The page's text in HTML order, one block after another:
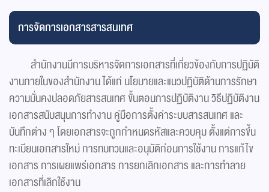
การจัดการเอกสารสารสนเทศ
สำนักงานมีการบริหารจัดการเอกสารที่เกี่ยวข้องกับการปฏิบัติ
งานภายในของสำนักงาน ได้แก่ นโยบายและแนวปฏิบัติด้านการรักษา
ความมั่นคงปลอดภัยสารสนเทศ ขั้นตอนการปฏิบัติงาน วิธีปฏิบัติงาน
เอกสารสนับสนุนการทำงาน คู่มือการตั้งค่าระบบสารสนเทศ และ
บันทึกต่าง ๆ โดยเอกสารจะถูกกำหนดรหัสและควบคุม ตั้งแต่การขึ้น
ทะเบียนเอกสารใหม่ การทบทวนและอนุมัติก่อนการใช้งาน การแก้ไข
เอกสาร การเผยแพร่เอกสาร การยกเลิกเอกสาร และการทำลาย
เอกสารที่เลิกใช้งาน